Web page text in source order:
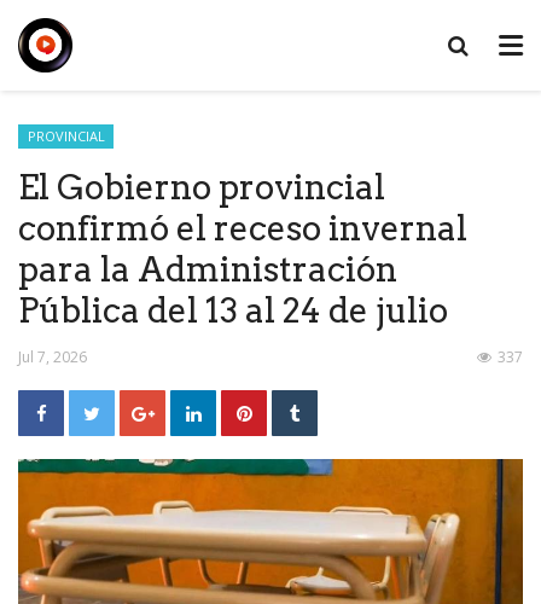
PROVINCIAL
El Gobierno provincial
confirmó el receso invernal
para la Administración
Pública del 13 al 24 de julio
Jul 7, 2026 337